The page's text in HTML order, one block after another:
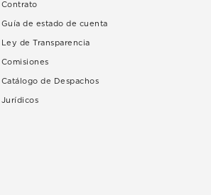
Contrato
Guía de estado de cuenta
Ley de Transparencia
Comisiones
Catálogo de Despachos
Jurídicos